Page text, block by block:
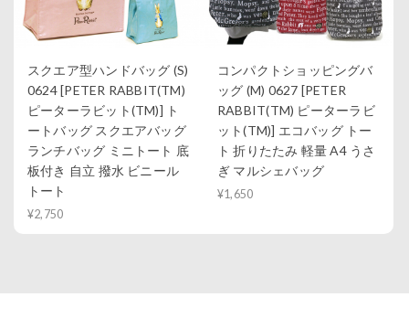
スクエア型ハンドバッグ (S)
0624 [PETER RABBIT(TM)
ピーターラビット(TM)] ト
ートバッグ スクエアバッグ
ランチバッグ ミニトート 底
板付き 自立 撥水 ビニール
トート
¥2,750
コンパクトショッピングバ
ッグ (M) 0627 [PETER
RABBIT(TM) ピーターラビ
ット(TM)] エコバッグ トー
ト 折りたたみ 軽量 A4 うさ
ぎ マルシェバッグ
¥1,650